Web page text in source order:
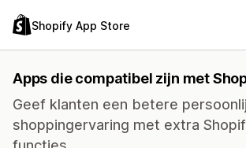
Shopify App Store
Apps die compatibel zijn met
Geef klanten een betere
shoppingervaring met extra